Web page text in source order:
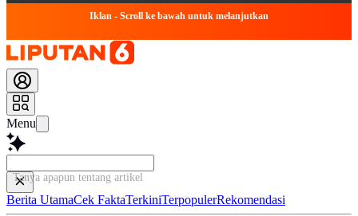
Iklan - Scroll ke bawah untuk melanjutkan
Menu
Tanya apapun tentang artikel ini...
Berita UtamaCek FaktaTerkiniTerpopulerRekomendasi